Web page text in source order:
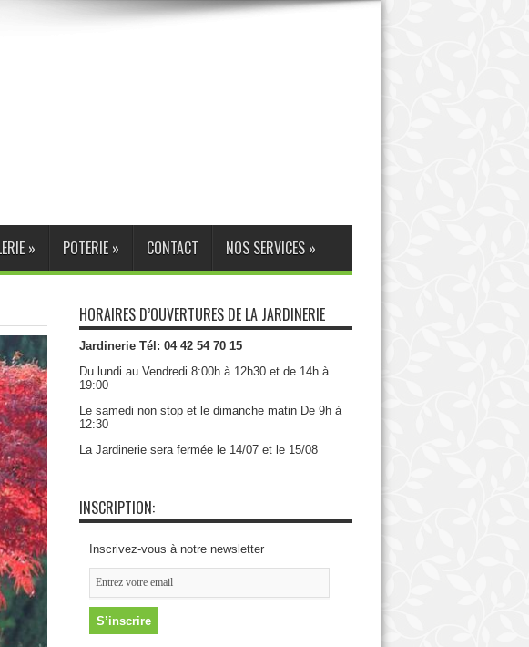
» POTERIE » CONTACT NOS SERVICES »
HORAIRES D’OUVERTURES DE LA JARDINERIE
Jardinerie Tél: 04 42 54 70 15
Du lundi au Vendredi 8:00h à 12h30 et de 14h à
19:00
Le samedi non stop et le dimanche matin De 9h à
12:30
La Jardinerie sera fermée le 14/07 et le 15/08
INSCRIPTION:
Inscrivez-vous à notre newsletter